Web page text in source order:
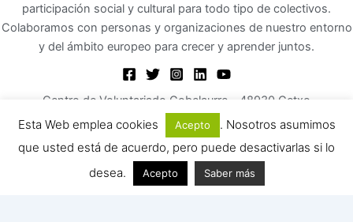
participación social y cultural para todo tipo de colectivos.
Colaboramos con personas y organizaciones de nuestro entorno
y del ámbito europeo para crecer y aprender juntos.
Centro de Voluntariado Gobelaurre - 48930 Getxo
asociacionmoviendote@gmail.com
Con G de GETXO: un espacio para historias que nos
Esta Web emplea cookies Acepto
. Nosotros asumimos
que usted está de acuerdo, pero puede desactivarlas si lo
desea.
Acepto Saber más